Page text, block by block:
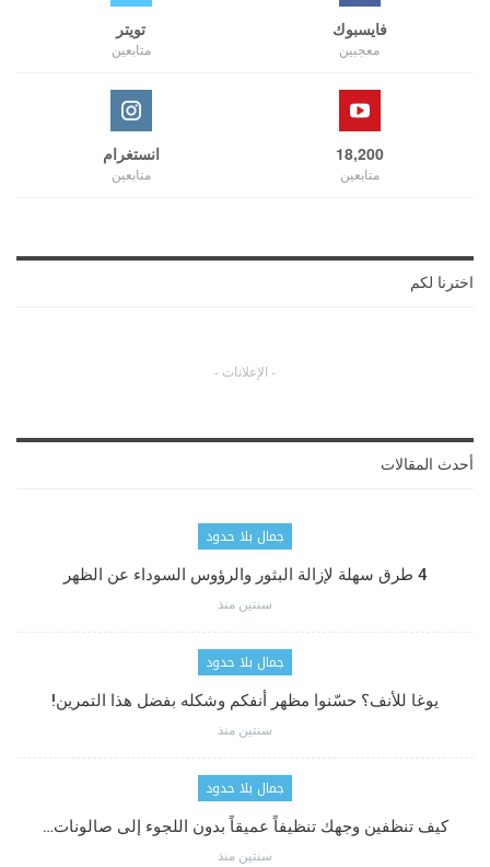
فايسبوك
معجبين
تويتر
متابعين
18,200
متابعين
انستغرام
متابعين
اخترنا لكم
- الإعلانات -
أحدث المقالات
جمال بلا حدود
4 طرق سهلة لإزالة البثور والرؤوس السوداء عن الظهر
سنتين منذ
جمال بلا حدود
يوغا للأنف؟ حسّنوا مظهر أنفكم وشكله بفضل هذا التمرين!
سنتين منذ
جمال بلا حدود
كيف تنظفين وجهك تنظيفاً عميقاً بدون اللجوء إلى صالونات…
سنتين منذ